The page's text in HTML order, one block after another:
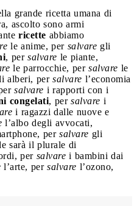
grande ricetta umana di
ascolto sono armi
ricette abbiamo
le anime, per salvare gli
, per salvare le piante,
le parrocchie, per salvare le
alberi, per salvare l’economia
salvare i rapporti con i
congelati, per salvare i
i ragazzi dalle nuove e
l’albo degli avvocati,
per salvare gli
sarà il plurale di
persalvare i bambini dai
l’arte, per salvare l’ozono,